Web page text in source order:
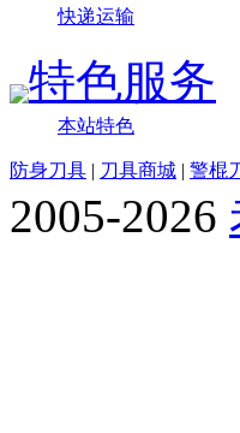
快递运输
特色服务
本站特色
防身刀具 | 刀具商城 | 警棍
2005-2026